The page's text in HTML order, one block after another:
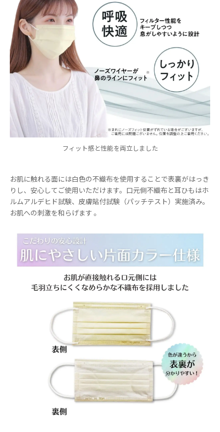
フィット感と性能を両立しました
お肌に触れる面には白色の不織布を使用することで表裏がはっき
りし、安心してご使用いただけます。口元側不織布と耳ひもはホ
ルムアルデヒド試験、皮膚貼付試験（パッチテスト）実施済み。
お肌への刺激を和らげます 。